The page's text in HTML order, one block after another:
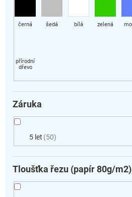
Záruka
5 let 50
Tloušťka řezu (papír 80g/m2)